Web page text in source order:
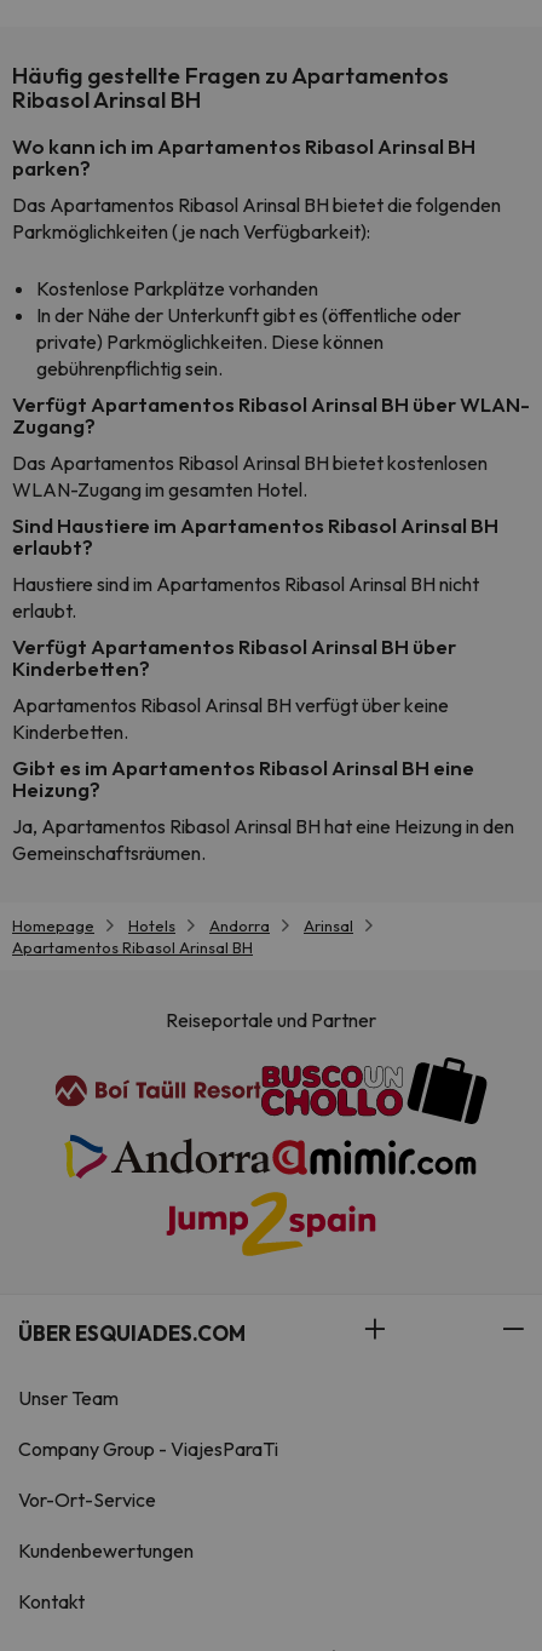
Häufig gestellte Fragen zu Apartamentos
Ribasol Arinsal BH
Wo kann ich im Apartamentos Ribasol Arinsal BH
parken?
Das Apartamentos Ribasol Arinsal BH bietet die folgenden
Parkmöglichkeiten (je nach Verfügbarkeit):
Kostenlose Parkplätze vorhanden
In der Nähe der Unterkunft gibt es (öffentliche oder
private) Parkmöglichkeiten. Diese können
gebührenpflichtig sein.
Verfügt Apartamentos Ribasol Arinsal BH über WLAN-
Zugang?
Das Apartamentos Ribasol Arinsal BH bietet kostenlosen
WLAN-Zugang im gesamten Hotel.
Sind Haustiere im Apartamentos Ribasol Arinsal BH
erlaubt?
Haustiere sind im Apartamentos Ribasol Arinsal BH nicht
erlaubt.
Verfügt Apartamentos Ribasol Arinsal BH über
Kinderbetten?
Apartamentos Ribasol Arinsal BH verfügt über keine
Kinderbetten.
Gibt es im Apartamentos Ribasol Arinsal BH eine
Heizung?
Ja, Apartamentos Ribasol Arinsal BH hat eine Heizung in den
Gemeinschaftsräumen.
Homepage Hotels Andorra
Arinsal
Apartamentos Ribasol Arinsal BH
Reiseportale und Partner
ÜBER ESQUIADES.COM
Unser Team
Company Group - ViajesParaTi
Vor-Ort-Service
Kundenbewertungen
Kontakt